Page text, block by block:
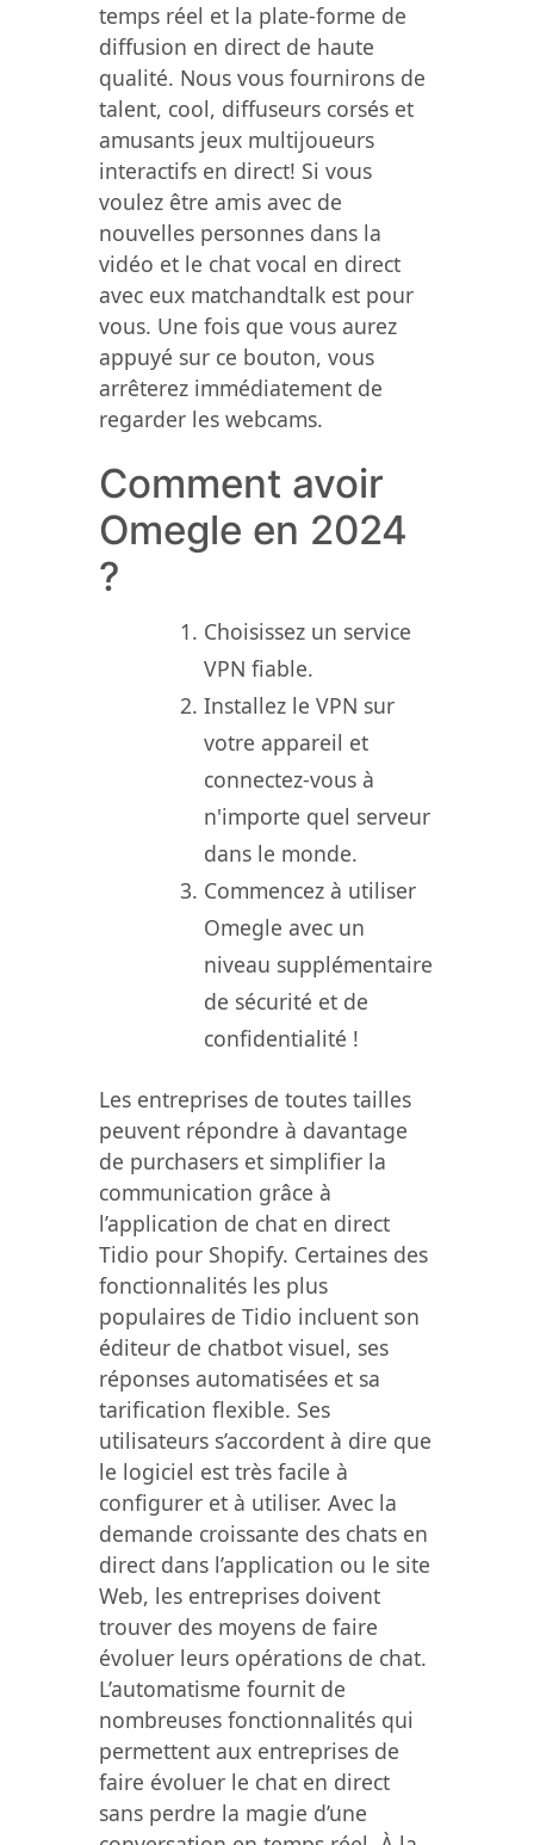
temps réel et la plate-forme de
diffusion en direct de haute
qualité. Nous vous fournirons de
talent, cool, diffuseurs corsés et
amusants jeux multijoueurs
interactifs en direct! Si vous
voulez être amis avec de
nouvelles personnes dans la
vidéo et le chat vocal en direct
avec eux matchandtalk est pour
vous. Une fois que vous aurez
appuyé sur ce bouton, vous
arrêterez immédiatement de
regarder les webcams.
Comment avoir
Omegle en 2024
?
Choisissez un service
VPN fiable.
Installez le VPN sur
votre appareil et
connectez-vous à
n'importe quel serveur
dans le monde.
Commencez à utiliser
Omegle avec un
niveau supplémentaire
de sécurité et de
confidentialité !
Les entreprises de toutes tailles
peuvent répondre à davantage
de purchasers et simplifier la
communication grâce à
l’application de chat en direct
Tidio pour Shopify. Certaines des
fonctionnalités les plus
populaires de Tidio incluent son
éditeur de chatbot visuel, ses
réponses automatisées et sa
tarification flexible. Ses
utilisateurs s’accordent à dire que
le logiciel est très facile à
configurer et à utiliser. Avec la
demande croissante des chats en
direct dans l’application ou le site
Web, les entreprises doivent
trouver des moyens de faire
évoluer leurs opérations de chat.
L’automatisme fournit de
nombreuses fonctionnalités qui
permettent aux entreprises de
faire évoluer le chat en direct
sans perdre la magie d’une